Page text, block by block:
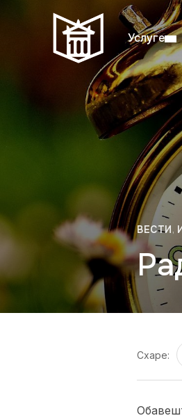
Услуге
ВЕСТИ,
Схаре:
Пон–пет: 08:00–20:00